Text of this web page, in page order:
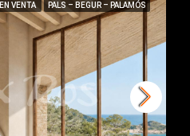
EN VENTA PALS – BEGUR – PALAMÓS